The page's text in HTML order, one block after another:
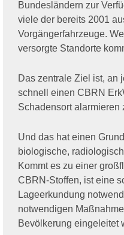
Bundesländern zur
viele der bereits 2001
Vorgängerfahrzeuge.
versorgte Standorte
Das zentrale Ziel ist, an
schnell einen CBRN
Schadensort alarmieren
Und das hat einen
biologische,
Kommt es zu einer
CBRN-Stoffen, ist eine
Lageerkundung
notwendigen
Bevölkerung eingeleitet